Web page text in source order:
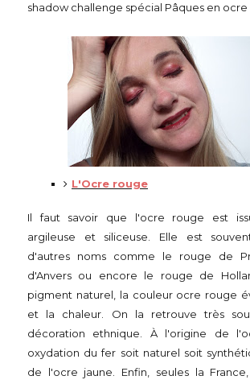
shadow challenge spécial Pâques en ocre
L'Ocre rouge
Il faut savoir que l'ocre rouge est
argileuse et siliceuse. Elle est
d'autres noms comme le rouge de
d'Anvers ou encore le rouge de
pigment naturel, la couleur ocre rouge
et la chaleur. On la retrouve très
décoration ethnique. À l'origine de
oxydation du fer soit naturel soit
de l'ocre jaune. Enfin, seules la